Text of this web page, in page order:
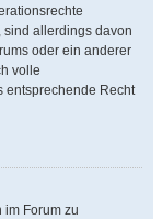
sind allerdings davon
oder ein anderer
volle
entsprechende Recht
im Forum zu